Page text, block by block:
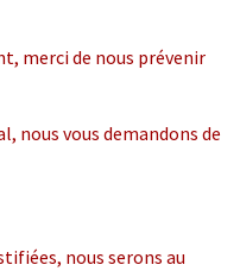
merci de nous prévenir
nous vous demandons de
nous serons au